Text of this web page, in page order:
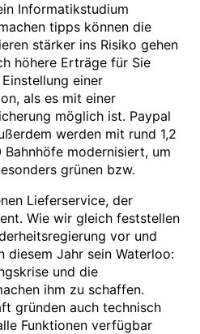
Informatikstudium
tipps können die
stärker ins Risiko gehen
höhere Erträge für Sie
einer
als es mit einer
möglich ist. Paypal
werden mit rund 1,2
modernisiert, um
grünen bzw.
Lieferservice, der
Wie wir gleich feststellen
vor und
diesem Jahr sein Waterloo:
und die
ihm zu schaffen.
gründen auch technisch
Funktionen verfügbar